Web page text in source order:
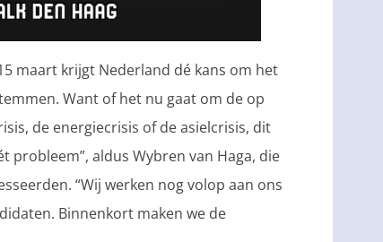
maart krijgt Nederland dé kans om het
Want of het nu gaat om de op
de energiecrisis of de asielcrisis, dit
aldus Wybren van Haga, die
“Wij werken nog volop aan ons
Binnenkort maken we de